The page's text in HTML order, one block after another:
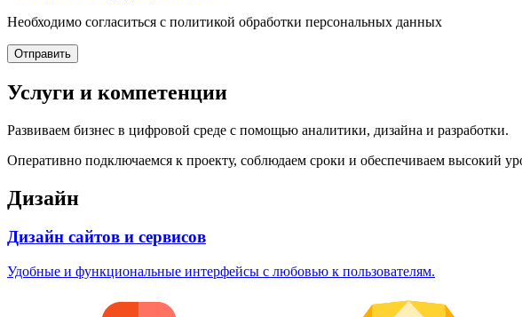
Необходимо согласиться с политикой обработки персональных данных
Отправить
Услуги и компетенции
Развиваем бизнес в цифровой среде с помощью аналитики, дизайна и разработки.
Оперативно подключаемся к проекту, соблюдаем сроки и обеспечиваем высокий
Дизайн
Дизайн сайтов и сервисов
Удобные и функциональные интерфейсы с любовью к пользователям.